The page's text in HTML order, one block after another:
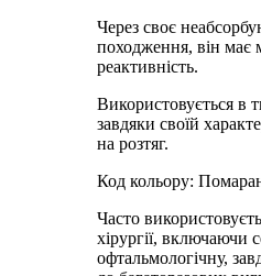
Через своє
походження, він має
реактивність.
Використовується в
завдяки своїй
на розтяг.
Код кольору:
Часто
хірургії, включаючи
офтальмологічну,